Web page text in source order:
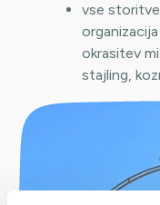
vse storitve
okrasitev
stajling,